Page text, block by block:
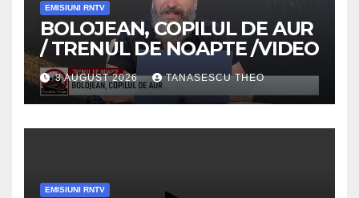
EMISIUNI RNTV
BOLOJEAN, COPILUL DE AUR
/ TRENUL DE NOAPTE /VIDEO
3 AUGUST 2026 TANASESCU THEO
EMISIUNI RNTV